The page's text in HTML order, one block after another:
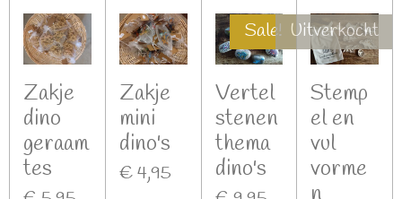
Zakje
dino
geraam
tes
Zakje
mini
dino's
€ 4,95
Sale!
Vertel
stenen
thema
dino's
Uitverkocht
Stemp
el en
vul
vorme